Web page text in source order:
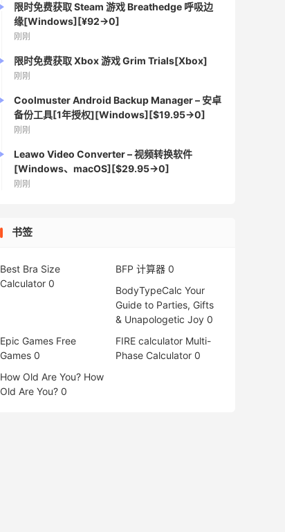
限时免费获取 Steam 游戏 Breathedge 呼吸边
缘[Windows][¥92→0]
刚刚
限时免费获取 Xbox 游戏 Grim Trials[Xbox]
刚刚
Coolmuster Android Backup Manager – 安卓
备份工具[1年授权][Windows][$19.95→0]
刚刚
Leawo Video Converter – 视频转换软件
[Windows、macOS][$29.95→0]
刚刚
书签
Best Bra Size
Calculator 0
BFP 计算器 0
BodyTypeCalc Your
Guide to Parties, Gifts
& Unapologetic Joy 0
Epic Games Free
Games 0
FIRE calculator Multi-
Phase Calculator 0
How Old Are You? How
Old Are You? 0